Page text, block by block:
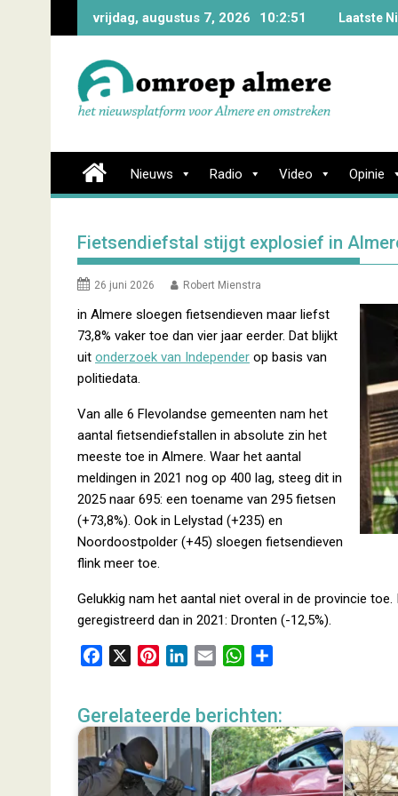
vrijdag, augustus 7, 2026 10:2:51 Laatste
Nieuws Radio Video Opinie
Fietsendiefstal stijgt explosief in
26 juni 2026 Robert Mienstra
in Almere sloegen fietsendieven maar liefst
73,8% vaker toe dan vier jaar eerder. Dat blijkt
uit onderzoek van Independer op basis van
politiedata.
Van alle 6 Flevolandse gemeenten nam het
aantal fietsendiefstallen in absolute zin het
meeste toe in Almere. Waar het aantal
meldingen in 2021 nog op 400 lag, steeg dit in
2025 naar 695: een toename van 295 fietsen
(+73,8%). Ook in Lelystad (+235) en
Noordoostpolder (+45) sloegen fietsendieven
flink meer toe.
Gelukkig nam het aantal niet overal in de provincie
geregistreerd dan in 2021: Dronten (-12,5%).
e
b
o
o
t
e
e
k
d
I
i
l
W
t
s
A
p
e
n
Gerelateerde berichten: